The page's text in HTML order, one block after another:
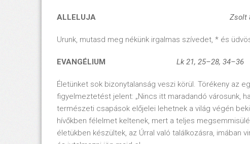
ALLELUJA Zsolt
Urunk, mutasd meg nékünk irgalmas szívedet, * és
EVANGÉLIUM Lk 21, 25–28, 34–36
Életünket sok bizonytalanság veszi körül. Törékeny az
figyelmeztetést jelent: „Nincs itt maradandó városunk,
természeti csapások előjelei lehetnek a világ végén
hívőkben félelmet keltenek, mert a teljes
életükben készültek, az Úrral való találkozásra, imában